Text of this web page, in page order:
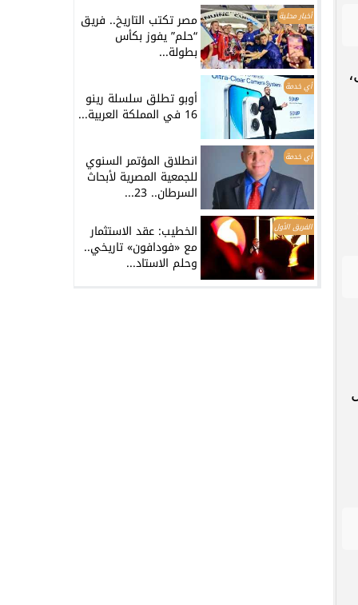
أخبار محلية مصر تكتب التاريخ.. فريق
“حلم” يفوز بكأس
بطولة...
أي خدمة
أوبو تطلق سلسلة رينو
16 في المملكة العربية...
أي خدمة انطلاق المؤتمر السنوي
للجمعية المصرية لأبحاث
السرطان.. 23...
الفريق الأول الخطيب: عقد الاستثمار
مع «فودافون» تاريخي..
وحلم الاستاد...